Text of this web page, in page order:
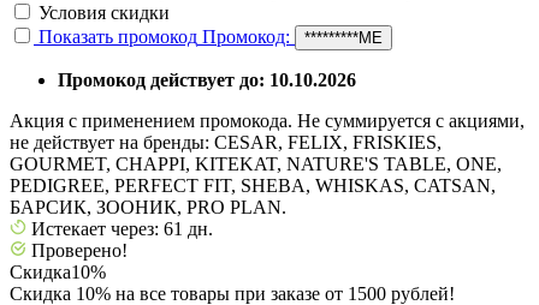
Условия скидки
Показать промокод Промокод: *********ME
Промокод действует до: 10.10.2026
Акция с применением промокода. Не суммируется с акциями,
не действует на бренды: CESAR, FELIX, FRISKIES,
GOURMET, CHAPPI, KITEKAT, NATURE'S TABLE, ONE,
PEDIGREE, PERFECT FIT, SHEBA, WHISKAS, CATSAN,
БАРСИК, ЗООНИК, PRO PLAN.
Истекает через: 61 дн.
Проверено!
Скидка10%
Скидка 10% на все товары при заказе от 1500 рублей!